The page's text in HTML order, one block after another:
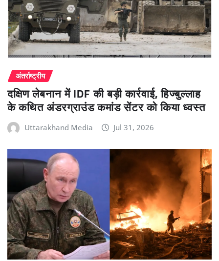
अंतर्राष्ट्रीय
दक्षिण लेबनान में IDF की बड़ी कार्रवाई, हिज्बुल्लाह
के कथित अंडरग्राउंड कमांड सेंटर को किया ध्वस्त
Uttarakhand Media Jul 31, 2026